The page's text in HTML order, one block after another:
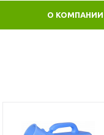
О КОМПАНИИ